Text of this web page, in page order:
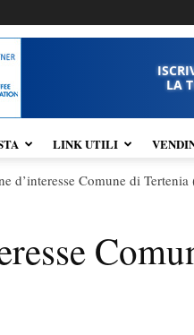
LA
LINK UTILI
d’interesse Comune di